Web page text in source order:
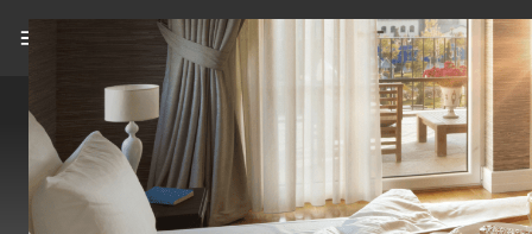
DE(€)